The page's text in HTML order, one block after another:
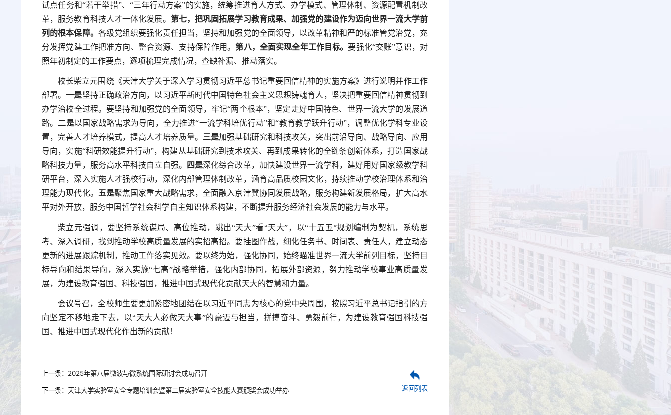
试点任务和“若干举措”、“三年行动方案”的实施，统筹推进育人方式、办学模式、管理体制、资源配置机制改
革，服务教育科技人才一体化发展。 第七，把巩固拓展学习教育成果、加强党的建设作为迈向世界一流大学前
列的根本保障。 各级党组织要强化责任担当，坚持和加强党的全面领导，以改革精神和严的标准管党治党，充
分发挥党建工作把准方向、整合资源、支持保障作用。第八，全面实现全年工作目标。要强化“交账”意识，对
照年初制定的工作要点，逐项梳理完成情况，查缺补漏、推动落实。
校长柴立元围绕《天津大学关于深入学习贯彻习近平总书记重要回信精神的实施方案》进行说明并作工作
部署。一是坚持正确政治方向，以习近平新时代中国特色社会主义思想铸魂育人，坚决把重要回信精神贯彻到
办学治校全过程。要坚持和加强党的全面领导，牢记“两个根本”，坚定走好中国特色、世界一流大学的发展道
路。 二是以国家战略需求为导向，全力推进“一流学科培优行动”和“教育教学跃升行动”，调整优化学科专业设
置，完善人才培养模式，提高人才培养质量。 三是加强基础研究和科技攻关，突出前沿导向、战略导向、应用
导向，实施“科研效能提升行动”，构建从基础研究到技术攻关、再到成果转化的全链条创新体系，打造国家战
略科技力量，服务高水平科技自立自强。
四是深化综合改革，加快建设世界一流学科，建好用好国家级教学科
研平台，深入实施人才强校行动，深化内部管理体制改革，涵育高品质校园文化，持续推动学校治理体系和治
理能力现代化。
五是聚焦国家重大战略需求，全面融入京津冀协同发展战略，服务构建新发展格局，扩大高水
平对外开放，服务中国哲学社会科学自主知识体系构建，不断提升服务经济社会发展的能力与水平。
柴立元强调，要坚持系统谋局、高位推动，跳出“天大”看“天大”，以“十五五”规划编制为契机，系统思
考、深入调研，找到推动学校高质量发展的实招高招。要挂图作战，细化任务书、时间表、责任人，建立动态
更新的进展跟踪机制，推动工作落实见效。要以终为始，强化协同，始终瞄准世界一流大学前列目标，坚持目
标导向和结果导向，深入实施“七高”战略举措，强化内部协同，拓展外部资源，努力推动学校事业高质量发
展，为建设教育强国、科技强国，推进中国式现代化贡献天大的智慧和力量。
会议号召，全校师生要更加紧密地团结在以习近平同志为核心的党中央周围，按照习近平总书记指引的方
向坚定不移地走下去，以“天大人必做天大事”的豪迈与担当，拼搏奋斗、勇毅前行，为建设教育强国科技强
国、推进中国式现代化作出新的贡献！
上一条： 2025年第八届微波与微系统国际研讨会成功召开
下一条： 天津大学实验室安全专题培训会暨第二届实验室安全技能大赛颁奖会成功举办 返回列表